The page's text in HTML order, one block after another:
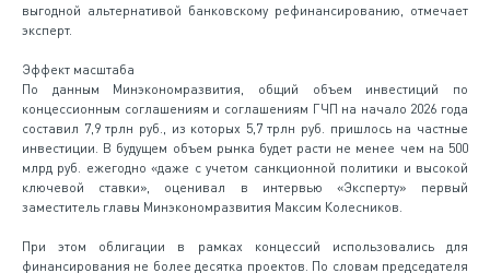
выгодной альтернативой банковскому рефинансированию, отмечает
эксперт.
Эффект масштаба
По данным Минэкономразвития, общий объем инвестиций по
концессионным соглашениям и соглашениям ГЧП на начало 2026 года
составил 7,9 трлн руб., из которых 5,7 трлн руб. пришлось на частные
инвестиции. В будущем объем рынка будет расти не менее чем на 500
млрд руб. ежегодно «даже с учетом санкционной политики и высокой
ключевой ставки», оценивал в интервью «Эксперту» первый
заместитель главы Минэкономразвития Максим Колесников.
При этом облигации в рамках концессий использовались для
финансирования не более десятка проектов. По словам председателя